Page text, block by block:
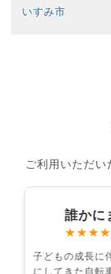
いすみ市
ご利用いただい
誰かに
子どもの成長に
にしてきた自転